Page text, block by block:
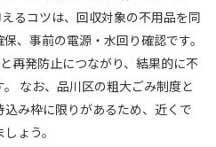
るコツは、回収対象の不用品を同
、事前の電源・水回り確認です。
再発防止につながり、結果的に不
なお、品川区の粗大ごみ制度と
み枠に限りがあるため、近くで
ょう。